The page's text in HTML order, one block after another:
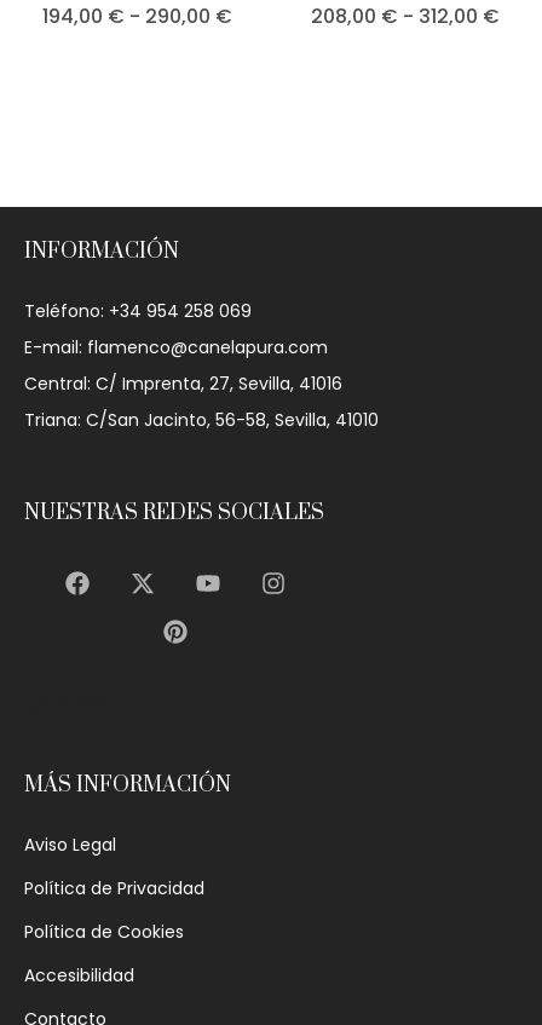
194,00 € - 290,00 € 208,00 € - 312,00 €
INFORMACIÓN
Teléfono: +34 954 258 069
E-mail: flamenco@canelapura.com
Central: C/ Imprenta, 27, Sevilla, 41016
Triana: C/San Jacinto, 56-58, Sevilla, 41010
NUESTRAS REDES SOCIALES
MÁS INFORMACIÓN
Aviso Legal
Política de Privacidad
Política de Cookies
Accesibilidad
Contacto